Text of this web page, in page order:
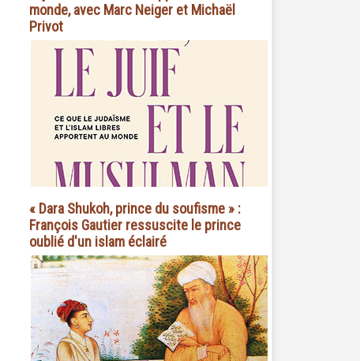
monde, avec Marc Neiger et Michaël
Privot
« Dara Shukoh, prince du soufisme » :
François Gautier ressuscite le prince
oublié d'un islam éclairé